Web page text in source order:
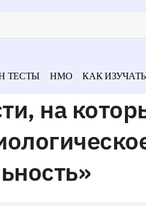
ТЕСТЫ НМО КАК ИЗУЧАТЬ
на